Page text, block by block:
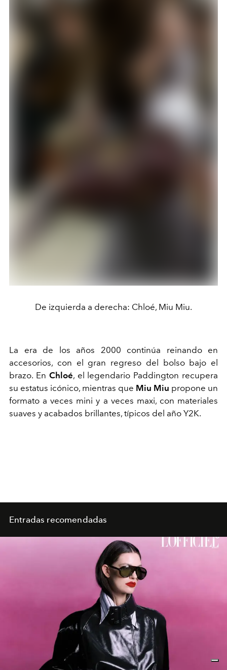
De izquierda a derecha: Chloé, Miu Miu.
La era de los años 2000 continúa reinando en
accesorios, con el gran regreso del bolso bajo el
brazo. En Chloé, el legendario Paddington recupera
su estatus icónico, mientras que Miu Miu propone un
formato a veces mini y a veces maxi, con materiales
suaves y acabados brillantes, típicos del año Y2K.
Entradas recomendadas